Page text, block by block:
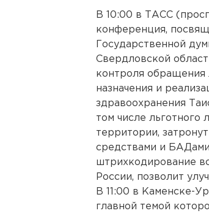
В 10:00 в ТАСС
конференция,
Государственной
Свердловской
контроля обращения
назначения и
здравоохранения
том числе льготного
территории,
средствами и
штрихкодирование
России, позволит
В 11:00 в Каменске-
главной темой